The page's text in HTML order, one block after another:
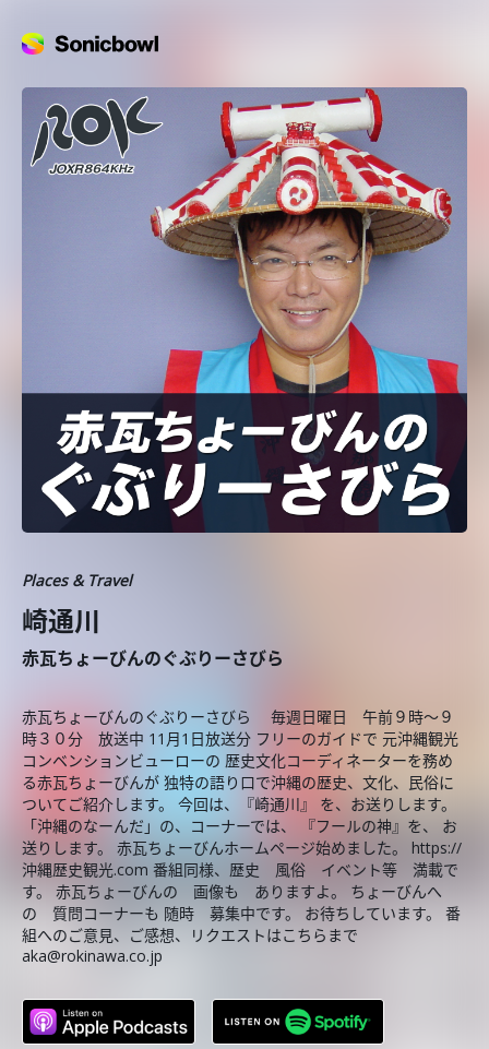
Places & Travel
崎通川
赤瓦ちょーびんのぐぶりーさびら
赤瓦ちょーびんのぐぶりーさびら 毎週日曜日 午前９時～９
時３０分 放送中 11月1日放送分 フリーのガイドで 元沖縄観光
コンベンションビューローの 歴史文化コーディネーターを務め
る赤瓦ちょーびんが 独特の語り口で沖縄の歴史、文化、民俗に
ついてご紹介します。 今回は、『崎通川』 を、お送りします。
「沖縄のなーんだ」の、コーナーでは、 『フールの神』を、 お
送りします。 赤瓦ちょーびんホームページ始めました。 https://
沖縄歴史観光.com 番組同様、歴史 風俗 イベント等 満載で
す。 赤瓦ちょーびんの 画像も ありますよ。 ちょーびんへ
の 質問コーナーも 随時 募集中です。 お待ちしています。 番
組へのご意見、ご感想、リクエストはこちらまで
aka@rokinawa.co.jp